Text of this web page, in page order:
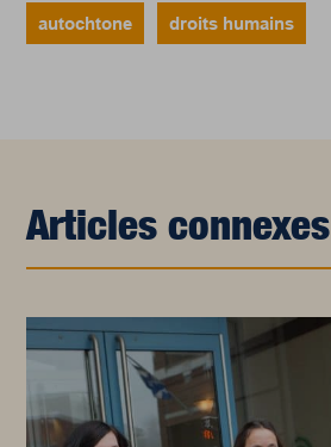
autochtone droits humains
Articles connexes